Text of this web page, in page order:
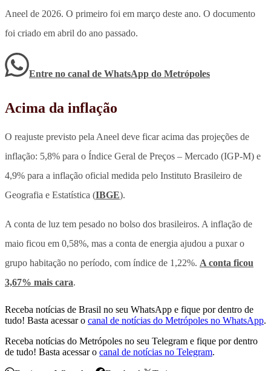
Aneel de 2026. O primeiro foi em março deste ano. O documento
foi criado em abril do ano passado.
Entre no canal de WhatsApp do Metrópoles
Acima da inflação
O reajuste previsto pela Aneel deve ficar acima das projeções de
inflação: 5,8% para o Índice Geral de Preços – Mercado (IGP-M) e
4,9% para a inflação oficial medida pelo Instituto Brasileiro de
Geografia e Estatística (IBGE).
A conta de luz tem pesado no bolso dos brasileiros. A inflação de
maio ficou em 0,58%, mas a conta de energia ajudou a puxar o
grupo habitação no período, com índice de 1,22%. A conta ficou
3,67% mais cara.
Receba notícias de Brasil no seu WhatsApp e fique por dentro de
tudo! Basta acessar o canal de notícias do Metrópoles no WhatsApp.
Receba notícias do Metrópoles no seu Telegram e fique por dentro
de tudo! Basta acessar o canal de notícias no Telegram.